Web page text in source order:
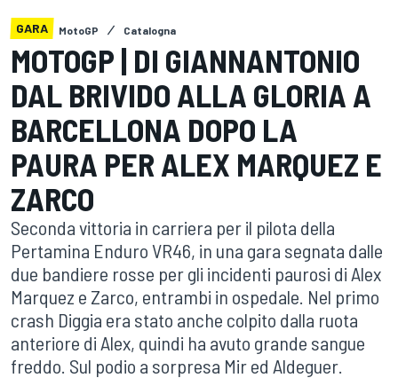
GARA MotoGP Catalogna
MOTOGP | DI GIANNANTONIO
DAL BRIVIDO ALLA GLORIA A
BARCELLONA DOPO LA
PAURA PER ALEX MARQUEZ E
ZARCO
Seconda vittoria in carriera per il pilota della
Pertamina Enduro VR46, in una gara segnata dalle
due bandiere rosse per gli incidenti paurosi di Alex
Marquez e Zarco, entrambi in ospedale. Nel primo
crash Diggia era stato anche colpito dalla ruota
anteriore di Alex, quindi ha avuto grande sangue
freddo. Sul podio a sorpresa Mir ed Aldeguer.